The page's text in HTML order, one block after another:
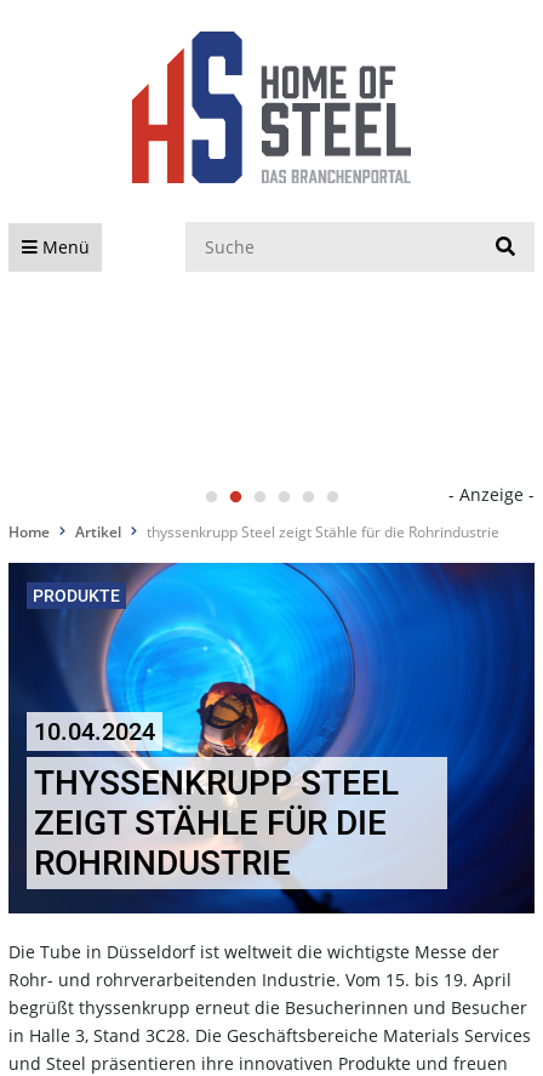
Menü
- Anzeige -
Home Artikel thyssenkrupp Steel zeigt Stähle für die Rohrindustrie
PRODUKTE
10.04.2024
THYSSENKRUPP STEEL
ZEIGT STÄHLE FÜR DIE
ROHRINDUSTRIE
Die Tube in Düsseldorf ist weltweit die wichtigste Messe der
Rohr- und rohrverarbeitenden Industrie. Vom 15. bis 19. April
begrüßt thyssenkrupp erneut die Besucherinnen und Besucher
in Halle 3, Stand 3C28. Die Geschäftsbereiche Materials Services
und Steel präsentieren ihre innovativen Produkte und freuen